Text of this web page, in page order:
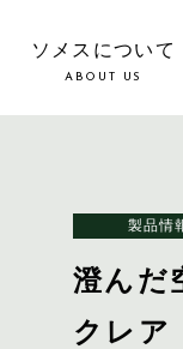
ソメスについて
ABOUT US
製品情
澄んだ
クレア